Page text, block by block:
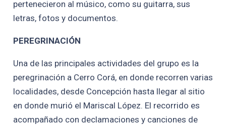
pertenecieron al músico, como su guitarra, sus
letras, fotos y documentos.
PEREGRINACIÓN
Una de las principales actividades del grupo es la
peregrinación a Cerro Corá, en donde recorren varias
localidades, desde Concepción hasta llegar al sitio
en donde murió el Mariscal López. El recorrido es
acompañado con declamaciones y canciones de